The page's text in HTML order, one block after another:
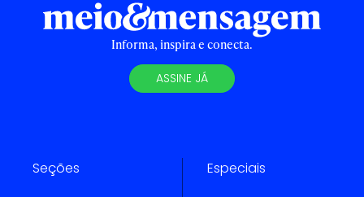
Informa, inspira e conecta.
ASSINE JÁ
Seções Especiais